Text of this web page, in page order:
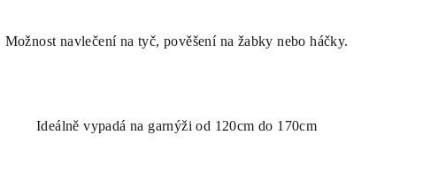
Možnost navlečení na tyč, pověšení na žabky nebo háčky.
Ideálně vypadá na garnýži od 120cm do 170cm